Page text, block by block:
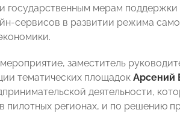
государственным мерам
сервисов в развитии режима
заместитель
тематических площадок Арсений
деятельности,
пилотных регионах, и по решению